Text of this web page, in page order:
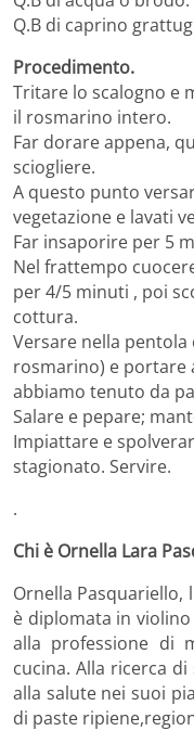
Q.B di caprino
Procedimento.
Tritare lo scalogno e
il rosmarino intero.
Far dorare appena,
sciogliere.
A questo punto
vegetazione e lavati
Far insaporire per 5
Nel frattempo
per 4/5 minuti , poi
cottura.
Versare nella
rosmarino) e portare
abbiamo tenuto da
Salare e pepare;
Impiattare e
stagionato. Servire.
.
Chi è Ornella Lara
Ornella Pasquariello,
è diplomata in
alla professione di
cucina. Alla ricerca
alla salute nei suoi
di paste